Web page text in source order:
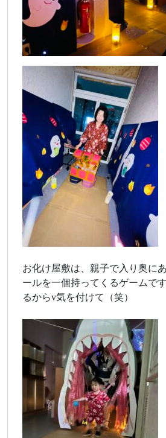
お化け屋敷は、親子で入り奥に
ールを一個持ってくるゲームで
るからv気を付けて（笑）